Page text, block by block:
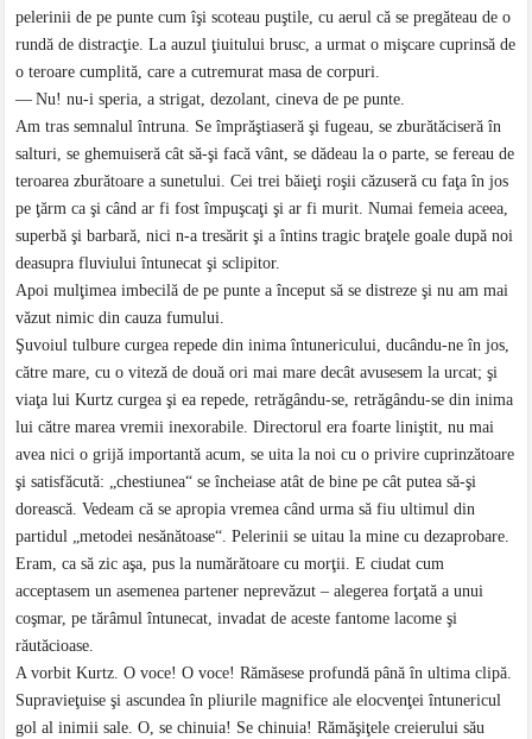
pelerinii de pe punte cum îşi scoteau puştile, cu aerul că se pregăteau de o
rundă de distracţie. La auzul ţiuitului brusc, a urmat o mişcare cuprinsă de
o teroare cumplită, care a cutremurat masa de corpuri.
— Nu! nu-i speria, a strigat, dezolant, cineva de pe punte.
Am tras semnalul întruna. Se împrăştiaseră şi fugeau, se zburătăciseră în
salturi, se ghemuiseră cât să-şi facă vânt, se dădeau la o parte, se fereau de
teroarea zburătoare a sunetului. Cei trei băieţi roşii căzuseră cu faţa în jos
pe ţărm ca şi când ar fi fost împuşcaţi şi ar fi murit. Numai femeia aceea,
superbă şi barbară, nici n-a tresărit şi a întins tragic braţele goale după noi
deasupra fluviului întunecat şi sclipitor.
Apoi mulţimea imbecilă de pe punte a început să se distreze şi nu am mai
văzut nimic din cauza fumului.
Şuvoiul tulbure curgea repede din inima întunericului, ducându-ne în jos,
către mare, cu o viteză de două ori mai mare decât avusesem la urcat; şi
viaţa lui Kurtz curgea şi ea repede, retrăgându-se, retrăgându-se din inima
lui către marea vremii inexorabile. Directorul era foarte liniştit, nu mai
avea nici o grijă importantă acum, se uita la noi cu o privire cuprinzătoare
şi satisfăcută: „chestiunea“ se încheiase atât de bine pe cât putea să-şi
dorească. Vedeam că se apropia vremea când urma să fiu ultimul din
partidul „metodei nesănătoase“. Pelerinii se uitau la mine cu dezaprobare.
Eram, ca să zic aşa, pus la numărătoare cu morţii. E ciudat cum
acceptasem un asemenea partener neprevăzut – alegerea forţată a unui
coşmar, pe tărâmul întunecat, invadat de aceste fantome lacome şi
răutăcioase.
A vorbit Kurtz. O voce! O voce! Rămăsese profundă până în ultima clipă.
Supravieţuise şi ascundea în pliurile magnifice ale elocvenţei întunericul
gol al inimii sale. O, se chinuia! Se chinuia! Rămăşiţele creierului său